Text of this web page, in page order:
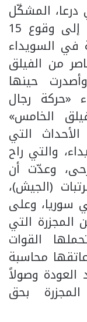
المشكّل
من فصائل التسويات «مما أدى إلى وقوع 15
في السويداء
من الفيلق
حينها
«حركة رجال
الخامس»
التي
والتي راح
وعدّت أن
(الجيش)،
سوريا، وعلى
المجزرة التي
القوات
محاسبة
العودة وصولاً
بحق